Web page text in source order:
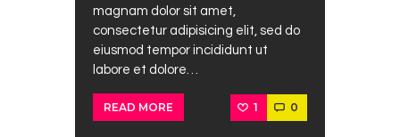
magnam dolor sit amet,
consectetur adipisicing elit, sed do
eiusmod tempor incididunt ut
labore et dolore…
READ MORE 1 0